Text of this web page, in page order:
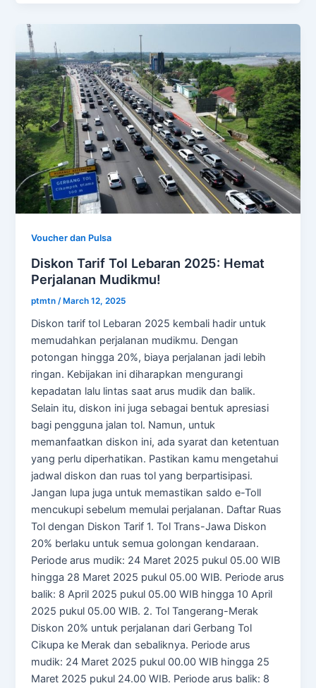
Voucher dan Pulsa
Diskon Tarif Tol Lebaran 2025: Hemat
Perjalanan Mudikmu!
ptmtn /March 12, 2025
Diskon tarif tol Lebaran 2025 kembali hadir untuk
memudahkan perjalanan mudikmu. Dengan
potongan hingga 20%, biaya perjalanan jadi lebih
ringan. Kebijakan ini diharapkan mengurangi
kepadatan lalu lintas saat arus mudik dan balik.
Selain itu, diskon ini juga sebagai bentuk apresiasi
bagi pengguna jalan tol. Namun, untuk
memanfaatkan diskon ini, ada syarat dan ketentuan
yang perlu diperhatikan. Pastikan kamu mengetahui
jadwal diskon dan ruas tol yang berpartisipasi.
Jangan lupa juga untuk memastikan saldo e-Toll
mencukupi sebelum memulai perjalanan. Daftar Ruas
Tol dengan Diskon Tarif 1. Tol Trans-Jawa Diskon
20% berlaku untuk semua golongan kendaraan.
Periode arus mudik: 24 Maret 2025 pukul 05.00 WIB
hingga 28 Maret 2025 pukul 05.00 WIB. Periode arus
balik: 8 April 2025 pukul 05.00 WIB hingga 10 April
2025 pukul 05.00 WIB. 2. Tol Tangerang-Merak
Diskon 20% untuk perjalanan dari Gerbang Tol
Cikupa ke Merak dan sebaliknya. Periode arus
mudik: 24 Maret 2025 pukul 00.00 WIB hingga 25
Maret 2025 pukul 24.00 WIB. Periode arus balik: 8